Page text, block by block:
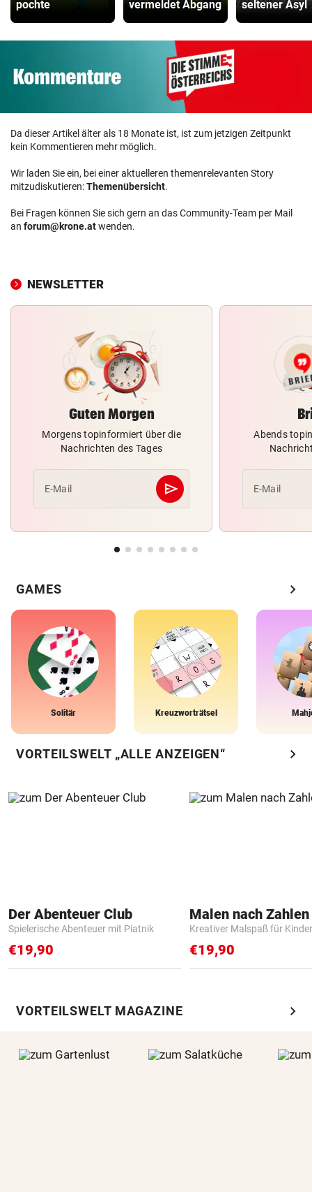
pochte
vermeldet Abgang
seltener Asyl
Da dieser Artikel älter als 18 Monate ist, ist zum jetzigen Zeitpunkt
kein Kommentieren mehr möglich.
Wir laden Sie ein, bei einer aktuelleren themenrelevanten Story
mitzudiskutieren:Themenübersicht.
Bei Fragen können Sie sich gern an das Community-Team per Mail
an forum@krone.atwenden.
NEWSLETTER
Guten Morgen
Morgens topinformiert über die
Nachrichten des Tages
E-Mail send
Abschicken
Abends
E-Mail
GAMES chevron_right
Solitär Kreuzworträtsel
VORTEILSWELT „ALLE ANZEIGEN“ chevron_right
Der Abenteuer Club
Spielerische Abenteuer mit Piatnik
€19,90
Kreativer Malspaß für Kinder
€19,90
VORTEILSWELT MAGAZINE chevron_right